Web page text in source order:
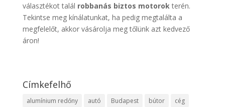
választékot talál robbanás biztos motorok terén.
Tekintse meg kínálatunkat, ha pedig megtalálta a
megfelelőt, akkor vásárolja meg tőlünk azt kedvező
áron!
Címkefelhő
alumínium redőny autó Budapest bútor
cég